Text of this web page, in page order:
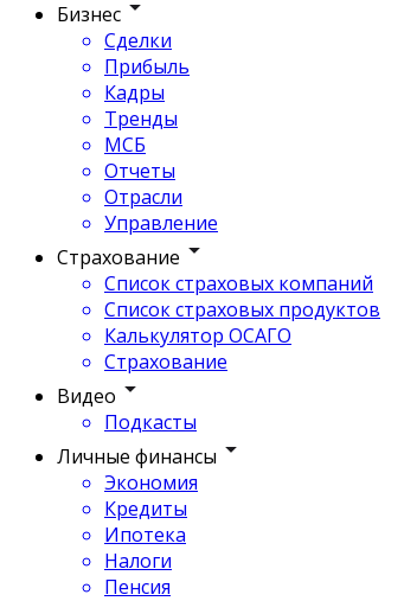
Бизнес
Сделки
Прибыль
Кадры
Тренды
МСБ
Отчеты
Отрасли
Управление
Страхование
Список страховых компаний
Список страховых продуктов
Калькулятор ОСАГО
Страхование
Видео
Подкасты
Личные финансы
Экономия
Кредиты
Ипотека
Налоги
Пенсия